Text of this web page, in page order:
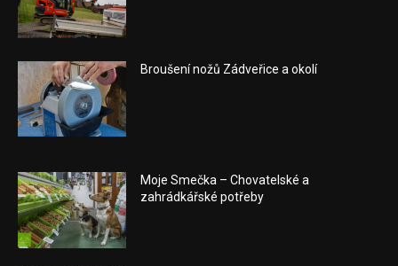
Broušení nožů Zádveřice a okolí
Moje Smečka – Chovatelské a
zahrádkářské potřeby